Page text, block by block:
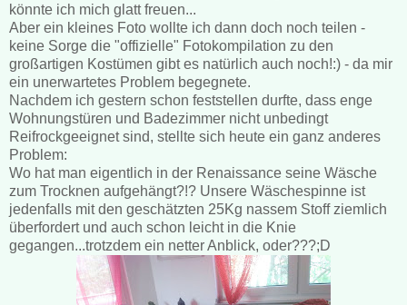
könnte ich mich glatt freuen...
Aber ein kleines Foto wollte ich dann doch noch teilen -
keine Sorge die "offizielle" Fotokompilation zu den
großartigen Kostümen gibt es natürlich auch noch!:) - da mir
ein unerwartetes Problem begegnete.
Nachdem ich gestern schon feststellen durfte, dass enge
Wohnungstüren und Badezimmer nicht unbedingt
Reifrockgeeignet sind, stellte sich heute ein ganz anderes
Problem:
Wo hat man eigentlich in der Renaissance seine Wäsche
zum Trocknen aufgehängt?!? Unsere Wäschespinne ist
jedenfalls mit den geschätzten 25Kg nassem Stoff ziemlich
überfordert und auch schon leicht in die Knie
gegangen...trotzdem ein netter Anblick, oder???;D